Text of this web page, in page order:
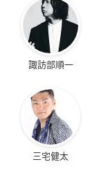
諏訪部順一
三宅健太